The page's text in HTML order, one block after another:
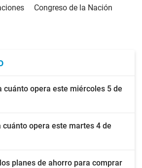
Congreso de la Nación
cuánto opera este miércoles 5 de
cuánto opera este martes 4 de
planes de ahorro para comprar